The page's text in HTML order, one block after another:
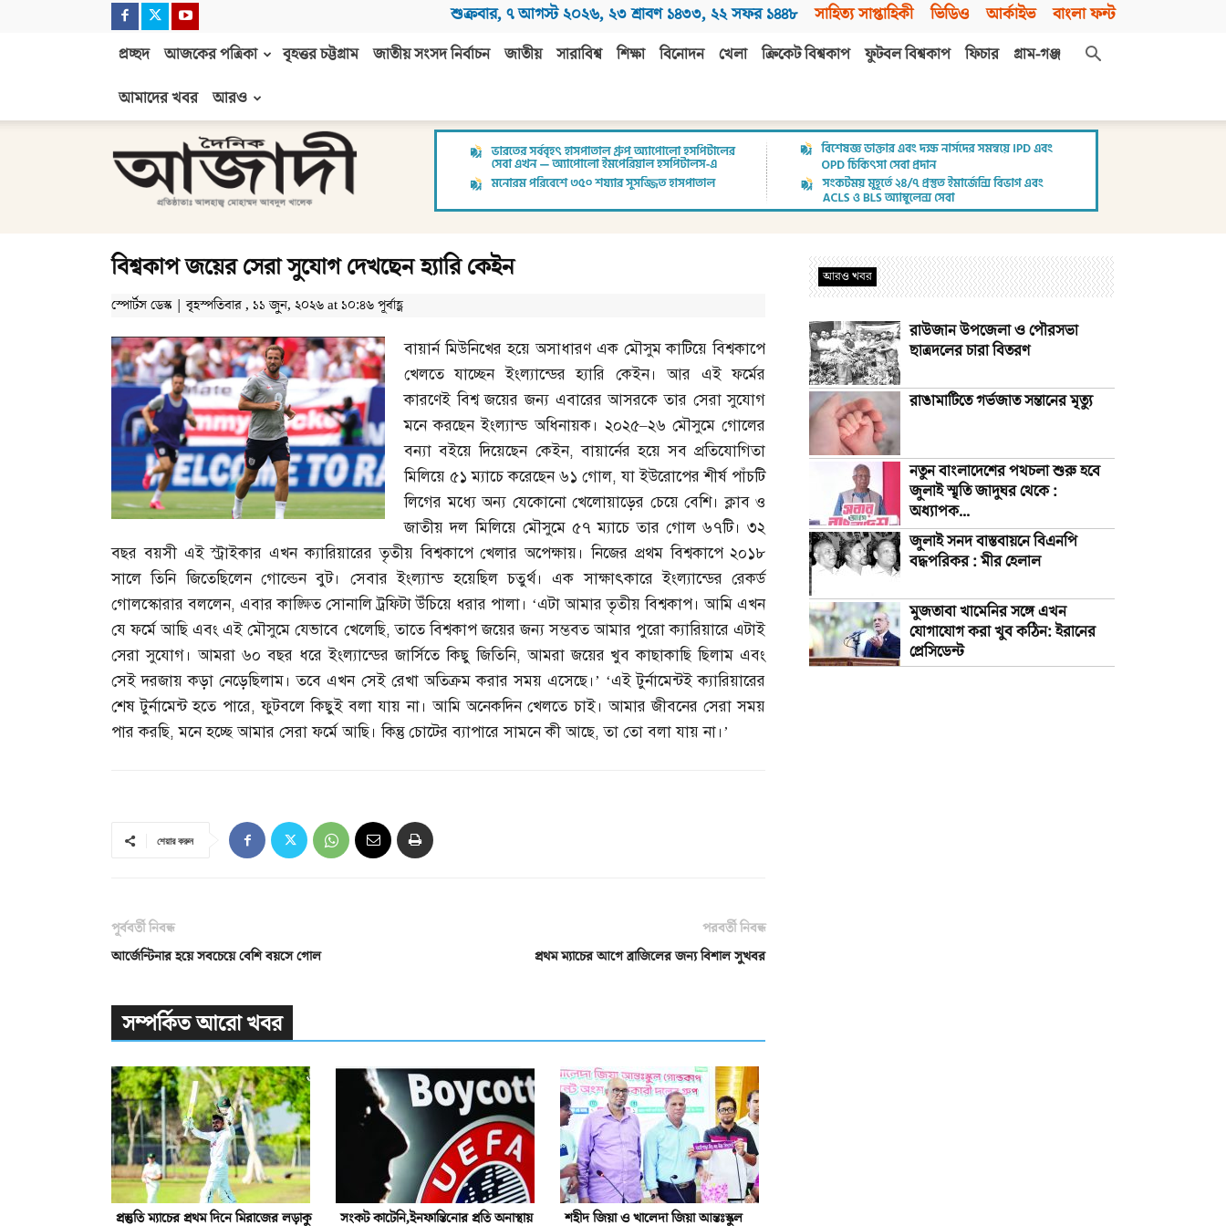
শুক্রবার, ৭ আগস্ট ২০২৬, ২৩ শ্রাবণ ১৪৩৩, ২২ সফর ১৪৪৮ সাহিত্য সাপ্তাহিকী ভিডিও আর্কাইভ বাংলা ফন্ট
প্রচ্ছদ আজকের পত্রিকা বৃহত্তর চট্টগ্রাম জাতীয় সংসদ নির্বাচন জাতীয় সারাবিশ্ব শিক্ষা বিনোদন খেলা ক্রিকেট বিশ্বকাপ ফুটবল বিশ্বকাপ ফিচার
গ্রাম-গঞ্জ
আমাদের খবর
আরও
আজাদী
বিশ্বকাপ জয়ের সেরা সুযোগ দেখছেন হ্যারি কেইন
স্পোর্টস ডেস্ক | বৃহস্পতিবার , ১১ জুন, ২০২৬ at ১০:৪৬ পূর্বাহ্ণ
বায়ার্ন মিউনিখের হয়ে অসাধারণ এক মৌসুম কাটিয়ে বিশ্বকাপে
খেলতে যাচ্ছেন ইংল্যান্ডের হ্যারি কেইন। আর এই ফর্মের
কারণেই বিশ্ব জয়ের জন্য এবারের আসরকে তার সেরা সুযোগ
মনে করছেন ইংল্যান্ড অধিনায়ক। ২০২৫–২৬ মৌসুমে গোলের
বন্যা বইয়ে দিয়েছেন কেইন,বায়ার্নের হয়ে সব প্রতিযোগিতা
মিলিয়ে ৫১ ম্যাচে করেছেন ৬১ গোল,যা ইউরোপের শীর্ষ পাঁচটি
লিগের মধ্যে অন্য যেকোনো খেলোয়াড়ের চেয়ে বেশি। ক্লাব ও
জাতীয় দল মিলিয়ে মৌসুমে ৫৭ ম্যাচে তার গোল ৬৭টি। ৩২
বছর বয়সী এই স্ট্রাইকার এখন ক্যারিয়ারের তৃতীয় বিশ্বকাপে খেলার অপেক্ষায়। নিজের প্রথম বিশ্বকাপে ২০১৮
সালে তিনি জিতেছিলেন গোল্ডেন বুট। সেবার ইংল্যান্ড হয়েছিল চতুর্থ। এক সাক্ষাৎকারে ইংল্যান্ডের রেকর্ড
গোলস্কোরার বললেন,এবার কাঙ্ক্ষিত সোনালি ট্রফিটা উঁচিয়ে ধরার পালা। ‘এটা আমার তৃতীয় বিশ্বকাপ। আমি এখন
যে ফর্মে আছি এবং এই মৌসুমে যেভাবে খেলেছি,তাতে বিশ্বকাপ জয়ের জন্য সম্ভবত আমার পুরো ক্যারিয়ারে এটাই
সেরা সুযোগ। আমরা ৬০ বছর ধরে ইংল্যান্ডের জার্সিতে কিছু জিতিনি,আমরা জয়ের খুব কাছাকাছি ছিলাম এবং
সেই দরজায় কড়া নেড়েছিলাম। তবে এখন সেই রেখা অতিক্রম করার সময় এসেছে।’ ‘এই টুর্নামেন্টই ক্যারিয়ারের
শেষ টুর্নামেন্ট হতে পারে,ফুটবলে কিছুই বলা যায় না। আমি অনেকদিন খেলতে চাই। আমার জীবনের সেরা সময়
পার করছি,মনে হচ্ছে আমার সেরা ফর্মে আছি। কিন্তু চোটের ব্যাপারে সামনে কী আছে,তা তো বলা যায় না।’
শেয়ার করুন
পূর্ববর্তী নিবন্ধ
আর্জেন্টিনার হয়ে সবচেয়ে বেশি বয়সে গোল
পরবর্তী নিবন্ধ
প্রথম ম্যাচের আগে ব্রাজিলের জন্য বিশাল সুখবর
সম্পর্কিত আরো খবর
প্রস্তুতি ম্যাচের প্রথম দিনে মিরাজের লড়াকু
সংকট কাটেনি,ইনফান্তিনোর প্রতি অনাস্থায়
শহীদ জিয়া ও খালেদা জিয়া আন্তঃস্কুল
আরও খবর
রাউজান উপজেলা ও পৌরসভা
ছাত্রদলের চারা বিতরণ
রাঙামাটিতে গর্ভজাত সন্তানের মৃত্যু
নতুন বাংলাদেশের পথচলা শুরু হবে
জুলাই স্মৃতি জাদুঘর থেকে :
অধ্যাপক...
জুলাই সনদ বাস্তবায়নে বিএনপি
বদ্ধপরিকর : মীর হেলাল
মুজতাবা খামেনির সঙ্গে এখন
যোগাযোগ করা খুব কঠিন: ইরানের
প্রেসিডেন্ট